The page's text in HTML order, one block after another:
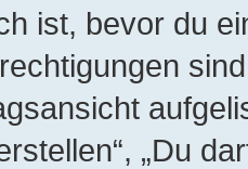
ist, bevor du
„Du